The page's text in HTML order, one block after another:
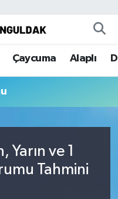
Çaycuma Alaplı
ve 1
Tahmini
Haritası